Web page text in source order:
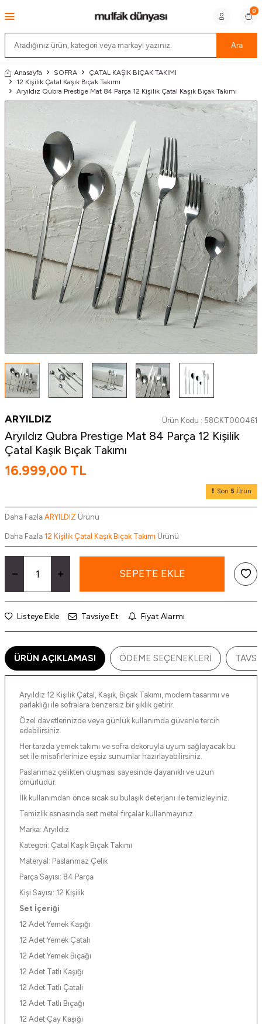
Ara
0
Anasayfa SOFRA
ÇATAL KAŞIK BIÇAK TAKIMI
12 Kişilik Çatal Kaşık Bıçak Takımı
Aryıldız Qubra Prestige Mat 84 Parça 12 Kişilik Çatal Kaşık Bıçak Takımı
ARYILDIZ Ürün Kodu : 58CKT000461
Aryıldız Qubra Prestige Mat 84 Parça 12 Kişilik
Çatal Kaşık Bıçak Takımı
16.999,00 TL
Son 5 Ürün
Daha Fazla ARYILDIZ Ürünü
Daha Fazla 12 Kişilik Çatal Kaşık Bıçak Takımı Ürünü
SEPETE EKLE
Listeye Ekle Tavsiye Et Fiyat Alarmı
ÜRÜN AÇIKLAMASI ÖDEME SEÇENEKLERI
Aryıldız 12 Kişilik Çatal, Kaşık, Bıçak Takımı, modern tasarımı ve
parlaklığı ile sofralara benzersiz bir şıklık getirir.
Özel davetlerinizde veya günlük kullanımda güvenle tercih
edebilirsiniz.
Her tarzda yemek takımı ve sofra dekoruyla uyum sağlayacak bu
set ile misafirlerinize eşsiz sunumlar hazırlayabilirsiniz.
Paslanmaz çelikten oluşması sayesinde dayanıklı ve uzun
ömürlüdür.
İlk kullanımdan önce sıcak su bulaşık deterjanı ile temizleyiniz.
Temizlik esnasında sert metal fırçalar kullanmayınız.
Marka: Aryıldız
Kategori: Çatal Kaşık Bıçak Takımı
Materyal: Paslanmaz Çelik
Parça Sayısı: 84 Parça
Kişi Sayısı: 12 Kişilik
Set İçeriği
12 Adet Yemek Kaşığı
12 Adet Yemek Çatalı
12 Adet Yemek Bıçağı
12 Adet Tatlı Kaşığı
12 Adet Tatlı Çatalı
12 Adet Tatlı Bıçağı
12 Adet Çay Kaşığı